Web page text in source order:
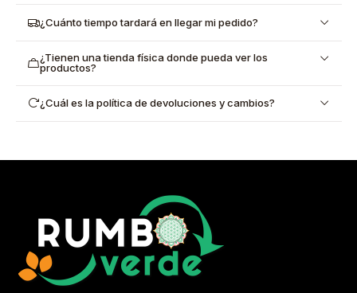
¿Cuánto tiempo tardará en llegar mi pedido?
¿Tienen una tienda física donde pueda ver los
productos?
¿Cuál es la política de devoluciones y cambios?